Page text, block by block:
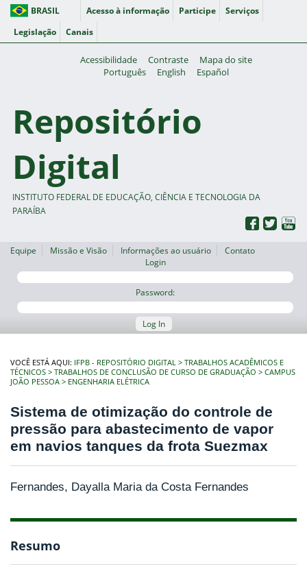
BRASIL Acesso à informação Participe
Serviços
Legislação
Canais
Acessibilidade Contraste
Mapa do site
Português
English Español
Repositório
Digital
INSTITUTO FEDERAL DE EDUCAÇÃO, CIÊNCIA E TECNOLOGIA DA
PARAÍBA
Equipe Missão e Visão Informações ao usuário
Contato
Login
Password:
Log In
VOCÊ ESTÁ AQUI: IFPB - REPOSITÓRIO DIGITAL
TRABALHOS ACADÊMICOS E
TÉCNICOS
TRABALHOS DE CONCLUSÃO DE CURSO DE GRADUAÇÃO
CAMPUS
JOÃO PESSOA
ENGENHARIA ELÉTRICA
Sistema de otimização do controle de
pressão para abastecimento de vapor
em navios tanques da frota Suezmax
Fernandes, Dayalla Maria da Costa Fernandes
Resumo